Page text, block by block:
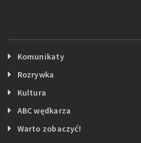
Komunikaty
Rozrywka
Kultura
ABC wędkarza
Warto zobaczyć!